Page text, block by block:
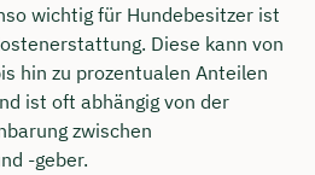
wichtig für Hundebesitzer ist
Diese kann von
hin zu prozentualen Anteilen
ist oft abhängig von der
zwischen
-geber.